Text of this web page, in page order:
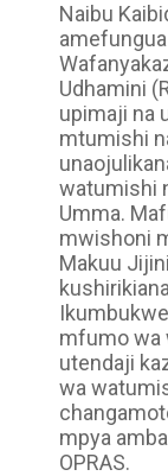
Naibu
Udhamini
upimaji na
mtumishi
watumishi
Umma.
mwishoni
Makuu
mfumo wa
utendaji
wa
mpya
OPRAS.